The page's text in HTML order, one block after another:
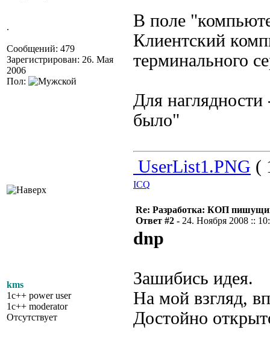
.
Сообщений: 479
Зарегистрирован: 26. Мая
2006
Пол:
В поле
Клиентский
терминального
Для
было"
UserList1.PNG (
ICQ
kms
1c++ power user
1c++ moderator
Отсутствует
Re: Разработка: КОП
Ответ #2 - 24. Ноября 2008 ::
dnp
Зашибись идея.
На мой взгляд,
Достойно